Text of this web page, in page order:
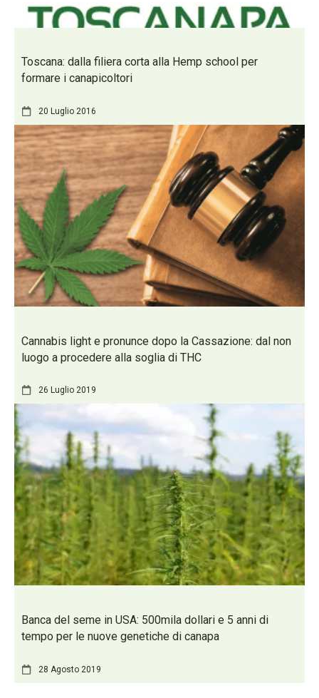
Toscana: dalla filiera corta alla Hemp school per
formare i canapicoltori
20 Luglio 2016
Cannabis light e pronunce dopo la Cassazione: dal non
luogo a procedere alla soglia di THC
26 Luglio 2019
Banca del seme in USA: 500mila dollari e 5 anni di
tempo per le nuove genetiche di canapa
28 Agosto 2019